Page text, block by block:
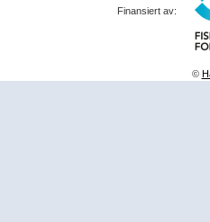
Finansiert av:
©